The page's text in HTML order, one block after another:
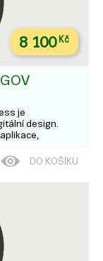
8 100Kč
je
design.
roky podpory a
DO KOŠÍKU